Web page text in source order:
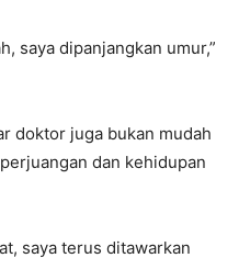
saya dipanjangkan umur,”
doktor juga bukan mudah
dan kehidupan
saya terus ditawarkan